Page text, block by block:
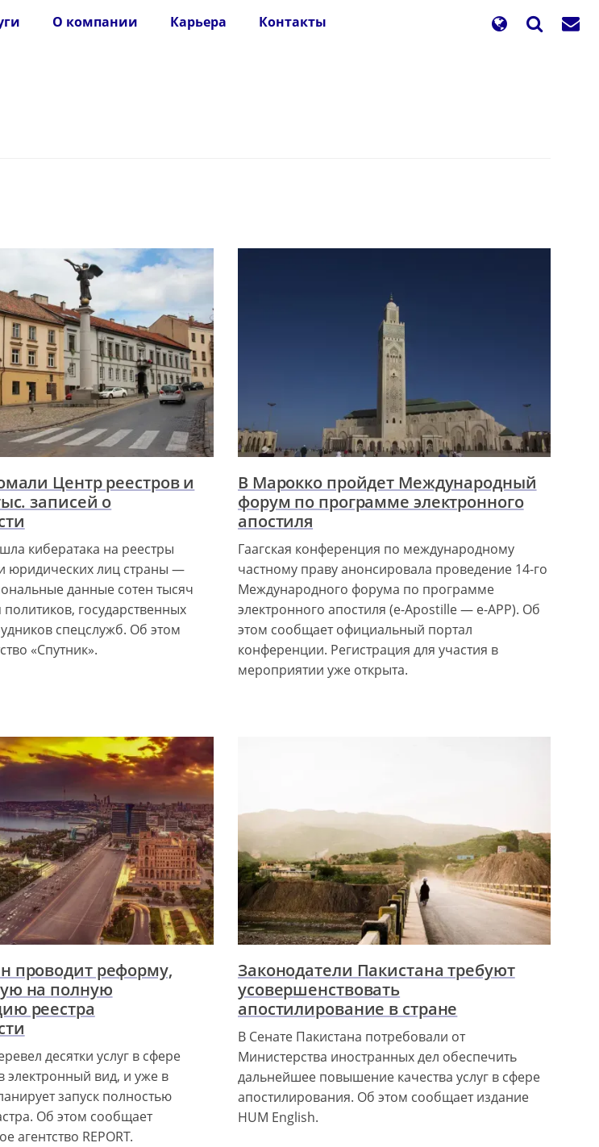
О компании Карьера Контакты
Центр реестров и
записей о
кибератака на реестры
юридических лиц страны —
данные сотен тысяч
государственных
спецслужб. Об этом
«Спутник».
В Марокко пройдет Международный
форум по программе электронного
апостиля
Гаагская конференция по международному
частному праву анонсировала проведение 14-го
Международного форума по программе
электронного апостиля (e-Apostille — e-APP). Об
этом сообщает официальный портал
конференции. Регистрация для участия в
мероприятии уже открыта.
проводит реформу,
на полную
реестра
десятки услуг в сфере
электронный вид, и уже в
запуск полностью
Об этом сообщает
агентство REPORT.
Законодатели Пакистана требуют
усовершенствовать
апостилирование в стране
В Сенате Пакистана потребовали от
Министерства иностранных дел обеспечить
дальнейшее повышение качества услуг в сфере
апостилирования. Об этом сообщает издание
HUM English.